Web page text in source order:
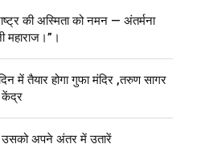
की अस्मिता को नमन — अंतर्मना
महाराज।”।
में तैयार होगा गुफा मंदिर ,तरुण सागर
केंद्र
अपने अंतर में उतारें